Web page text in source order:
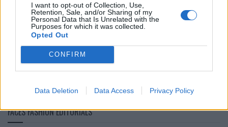
I want to opt-out of Collection, Use,
Retention, Sale, and/or Sharing of my
Personal Data that Is Unrelated with the
Purposes for which it was collected.
Opted Out
CONFIRM
Data Deletion Data Access Privacy Policy
Marie Moehle von by MaryMary im Interview
LOAD MORE
FACES FASHION EDITORIALS